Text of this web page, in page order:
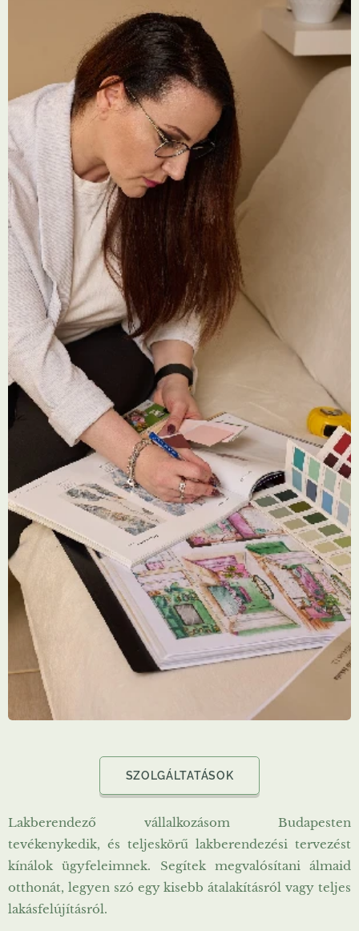
SZOLGÁLTATÁSOK
Lakberendező vállalkozásom Budapesten
tevékenykedik, és teljeskörű lakberendezési tervezést
kínálok ügyfeleimnek. Segítek megvalósítani álmaid
otthonát, legyen szó egy kisebb átalakításról vagy teljes
lakásfelújításról.